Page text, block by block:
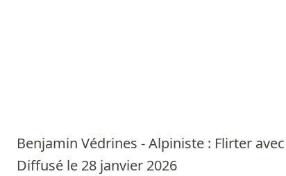
Benjamin Védrines - Alpiniste : Flirter
Diffusé le 28 janvier 2026
Sources